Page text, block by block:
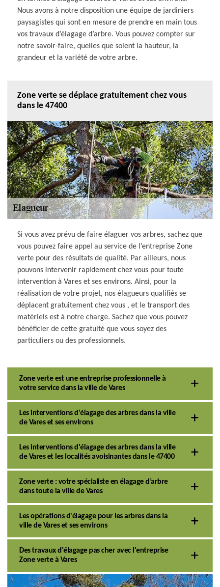
Nous avons à notre disposition une équipe de jardiniers
paysagistes qui sont en mesure de prendre en main tous
vos travaux d’élagage d’arbre. Vous pouvez compter sur
notre savoir-faire, quelles que soient la hauteur, la
grandeur et la variété de votre arbre.
Zone verte se déplace gratuitement chez vous
dans le 47400
Si vous avez prévu de faire élaguer vos arbres, sachez que
vous pouvez faire appel au service de l’entreprise Zone
verte pour des résultats de qualité. Par ailleurs, nous
pouvons intervenir rapidement chez vous pour toute
intervention à Vares et ses environs. Ainsi, pour la
réalisation de votre projet, nos élagueurs qualifiés se
déplacent gratuitement chez vous , et le transport des
matériels est à notre charge. Sachez que vous pouvez
bénéficier de cette gratuité que vous soyez des
particuliers ou des professionnels.
Zone verte est une entreprise professionnelle à
votre service dans la ville de Vares
Les interventions d'élagage des arbres dans la ville
de Vares et ses environs
Les interventions d'élagage des arbres dans la ville
de Vares et les localités avoisinantes dans le 47400
Zone verte : votre spécialiste en élagage d’arbre
dans toute la ville de Vares
Les opérations d'élagage pour les arbres dans la
ville de Vares et ses environs
Des travaux d'élagage pas cher avec l'entreprise
Zone verte à Vares